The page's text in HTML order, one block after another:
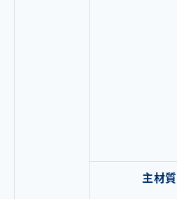
主材質